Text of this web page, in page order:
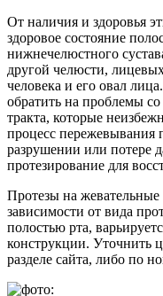
От наличия и здоровья
здоровое состояние
нижнечелюстного
другой челюсти,
человека и его овал
обратить на проблемы
тракта, которые
процесс
разрушении или потере
протезирование для
Протезы на
зависимости от вида
полостью рта,
конструкции. Уточнить
разделе сайта, либо по